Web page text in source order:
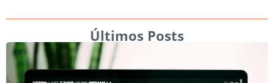
Últimos Posts